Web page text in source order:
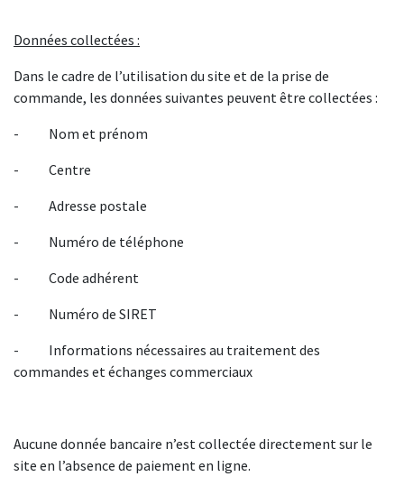
Données collectées :
Dans le cadre de l’utilisation du site et de la prise de
commande, les données suivantes peuvent être collectées :
- Nom et prénom
- Centre
- Adresse postale
- Numéro de téléphone
- Code adhérent
- Numéro de SIRET
- Informations nécessaires au traitement des
commandes et échanges commerciaux
Aucune donnée bancaire n’est collectée directement sur le
site en l’absence de paiement en ligne.